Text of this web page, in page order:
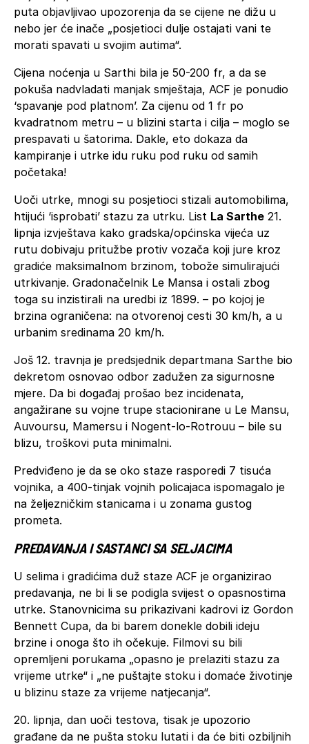
puta objavljivao upozorenja da se cijene ne dižu u
nebo jer će inače „posjetioci dulje ostajati vani te
morati spavati u svojim autima“.
Cijena noćenja u Sarthi bila je 50-200 fr, a da se
pokuša nadvladati manjak smještaja, ACF je ponudio
‘spavanje pod platnom’. Za cijenu od 1 fr po
kvadratnom metru – u blizini starta i cilja – moglo se
prespavati u šatorima. Dakle, eto dokaza da
kampiranje i utrke idu ruku pod ruku od samih
početaka!
Uoči utrke, mnogi su posjetioci stizali automobilima,
htijući ‘isprobati’ stazu za utrku. List La Sarthe 21.
lipnja izvještava kako gradska/općinska vijeća uz
rutu dobivaju pritužbe protiv vozača koji jure kroz
gradiće maksimalnom brzinom, tobože simulirajući
utrkivanje. Gradonačelnik Le Mansa i ostali zbog
toga su inzistirali na uredbi iz 1899. – po kojoj je
brzina ograničena: na otvorenoj cesti 30 km/h, a u
urbanim sredinama 20 km/h.
Još 12. travnja je predsjednik departmana Sarthe bio
dekretom osnovao odbor zadužen za sigurnosne
mjere. Da bi događaj prošao bez incidenata,
angažirane su vojne trupe stacionirane u Le Mansu,
Auvoursu, Mamersu i Nogent-lo-Rotrouu – bile su
blizu, troškovi puta minimalni.
Predviđeno je da se oko staze rasporedi 7 tisuća
vojnika, a 400-tinjak vojnih policajaca ispomagalo je
na željezničkim stanicama i u zonama gustog
prometa.
PREDAVANJA I SASTANCI SA SELJACIMA
U selima i gradićima duž staze ACF je organizirao
predavanja, ne bi li se podigla svijest o opasnostima
utrke. Stanovnicima su prikazivani kadrovi iz Gordon
Bennett Cupa, da bi barem donekle dobili ideju
brzine i onoga što ih očekuje. Filmovi su bili
opremljeni porukama „opasno je prelaziti stazu za
vrijeme utrke“ i „ne puštajte stoku i domaće životinje
u blizinu staze za vrijeme natjecanja“.
20. lipnja, dan uoči testova, tisak je upozorio
građane da ne pušta stoku lutati i da će biti ozbiljnih